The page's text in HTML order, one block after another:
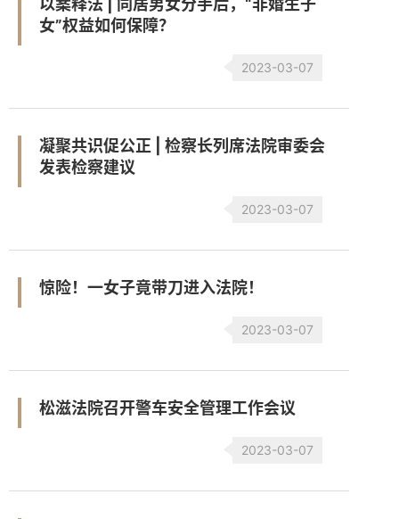
以案释法 | 同居男女分手后，“非婚生子
女”权益如何保障？
2023-03-07
凝聚共识促公正 | 检察长列席法院审委会
发表检察建议
2023-03-07
惊险！一女子竟带刀进入法院！
2023-03-07
松滋法院召开警车安全管理工作会议
2023-03-07